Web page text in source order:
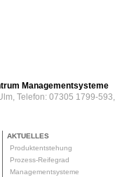
Managementsysteme
Telefon: 07305 1799-
AKTUELLES
Produktentstehung
Prozess-Reifegrad
Managementsysteme